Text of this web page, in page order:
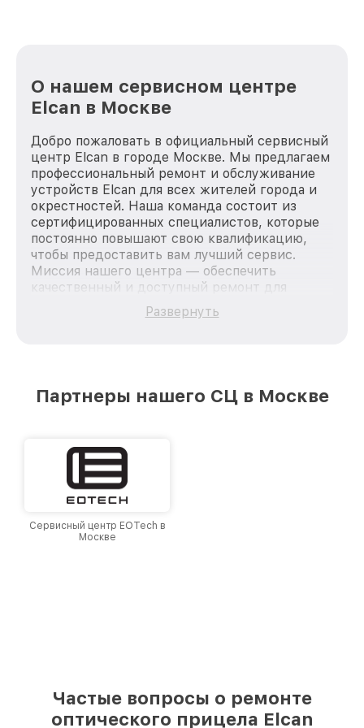
О нашем сервисном центре
Elcan в Москве
Добро пожаловать в официальный сервисный
центр Elcan в городе Москве. Мы предлагаем
профессиональный ремонт и обслуживание
устройств Elcan для всех жителей города и
окрестностей. Наша команда состоит из
сертифицированных специалистов, которые
постоянно повышают свою квалификацию,
чтобы предоставить вам лучший сервис.
Миссия нашего центра — обеспечить
качественный и доступный ремонт для
каждого пользователя продукции Elcan, вне
зависимости от сложности поломки. Мы
Москве, постоянно повышая уровень доверия
Развернуть
Партнеры нашего СЦ в Москве
Сервисный центр EOTech в
Москве
Частые вопросы о ремонте
оптического прицела Elcan